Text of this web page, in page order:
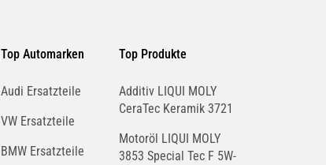
Top Automarken
Audi Ersatzteile
VW Ersatzteile
BMW Ersatzteile
Top Produkte
Additiv LIQUI MOLY
CeraTec Keramik 3721
Motoröl LIQUI MOLY
3853 Special Tec F 5W-